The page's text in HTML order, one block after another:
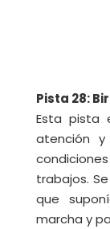
Pista 28:
Esta pista
atención
trabajos.
que
marcha y